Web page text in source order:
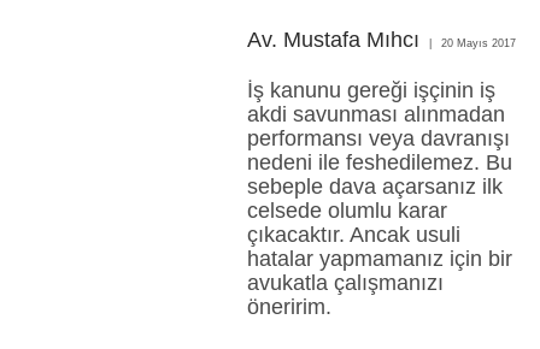
Av. Mustafa Mıhcı 20 Mayıs 2017
İş kanunu gereği işçinin iş
akdi savunması alınmadan
performansı veya davranışı
nedeni ile feshedilemez. Bu
sebeple dava açarsanız ilk
celsede olumlu karar
çıkacaktır. Ancak usuli
hatalar yapmamanız için bir
avukatla çalışmanızı
öneririm.